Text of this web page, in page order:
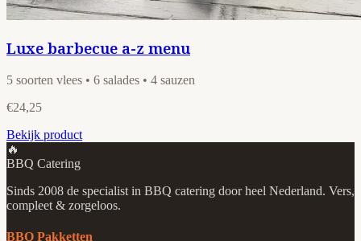
Luxe barbecue a-z menu
5 soorten vlees • 6 salades • 4 sauzen
€24,25
Bekijk product
🔥
BBQ Catering
Sinds 2008 de specialist in BBQ catering door heel Nederland. Vers,
compleet & zorgeloos.
BBQ Pakketten